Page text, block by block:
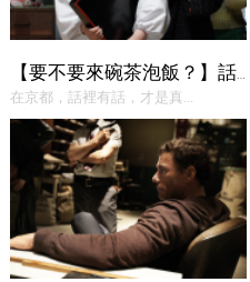
【要不要來碗茶泡飯？】話中有話
在京都，話裡有話，才是真...